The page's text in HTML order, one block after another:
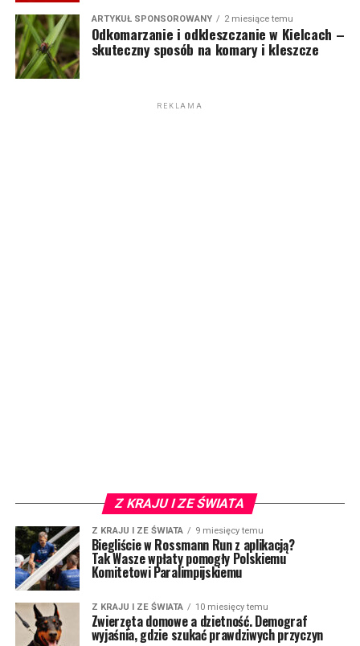
ARTYKUŁ SPONSOROWANY 2 miesiące temu
Odkomarzanie i odkleszczanie w Kielcach –
skuteczny sposób na komary i kleszcze
REKLAMA
Z KRAJU I ZE ŚWIATA
Z KRAJU I ZE ŚWIATA 9 miesięcy temu
Biegliście w Rossmann Run z aplikacją?
Tak Wasze wpłaty pomogły Polskiemu
Komitetowi Paralimpijskiemu
Z KRAJU I ZE ŚWIATA 10 miesięcy temu
Zwierzęta domowe a dzietność. Demograf
wyjaśnia, gdzie szukać prawdziwych przyczyn